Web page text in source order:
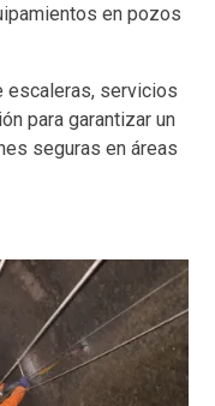
en pozos
escaleras, servicios
para garantizar un
seguras en áreas